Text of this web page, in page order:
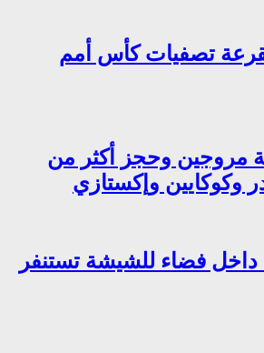
لقرعة تصفيات كأس أمم
مروجين وحجز أكثر من
فضاء للشيشة تستنفر